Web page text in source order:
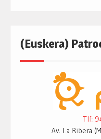
(Euskera)
Tlf:
Av. La Ribera